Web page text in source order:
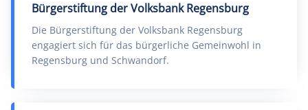
Bürgerstiftung der Volksbank Regensburg
Die Bürgerstiftung der Volksbank Regensburg
engagiert sich für das bürgerliche Gemeinwohl in
Regensburg und Schwandorf.